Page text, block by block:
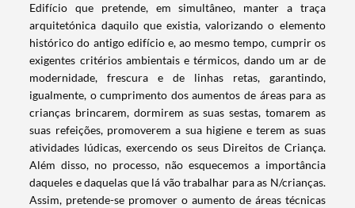
Edifício que pretende, em simultâneo, manter a traça
arquitetónica daquilo que existia, valorizando o elemento
histórico do antigo edifício e, ao mesmo tempo, cumprir os
exigentes critérios ambientais e térmicos, dando um ar de
modernidade, frescura e de linhas retas, garantindo,
igualmente, o cumprimento dos aumentos de áreas para as
crianças brincarem, dormirem as suas sestas, tomarem as
suas refeições, promoverem a sua higiene e terem as suas
atividades lúdicas, exercendo os seus Direitos de Criança.
Além disso, no processo, não esquecemos a importância
daqueles e daquelas que lá vão trabalhar para as N/crianças.
Assim, pretende-se promover o aumento de áreas técnicas